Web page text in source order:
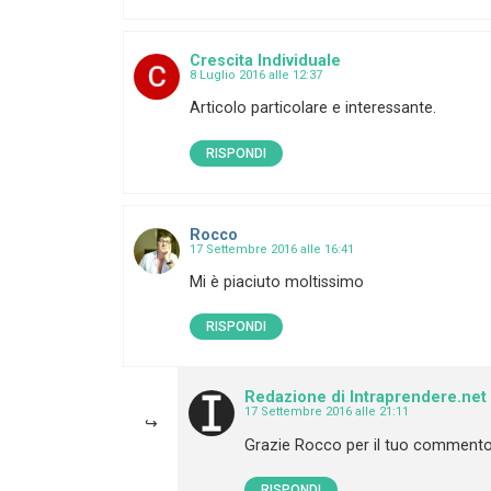
Crescita Individuale
8 Luglio 2016 alle 12:37
Articolo particolare e interessante.
RISPONDI
Rocco
17 Settembre 2016 alle 16:41
Mi è piaciuto moltissimo
RISPONDI
Redazione di Intraprendere.net
17 Settembre 2016 alle 21:11
Grazie Rocco per il tuo